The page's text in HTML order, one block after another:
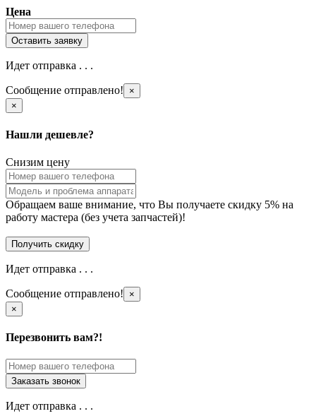
Цена
Идет отправка . . .
Сообщение отправлено!
×
×
Нашли дешевле?
Снизим цену
Обращаем ваше внимание, что Вы получаете скидку 5% на
работу мастера (без учета запчастей)!
Идет отправка . . .
Сообщение отправлено!
×
×
Перезвонить вам?!
Идет отправка . . .